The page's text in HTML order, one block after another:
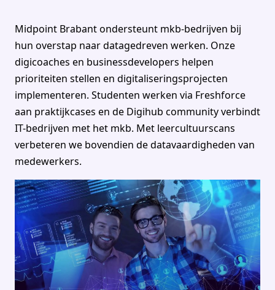
Midpoint Brabant ondersteunt mkb-bedrijven bij
hun overstap naar datagedreven werken. Onze
digicoaches en businessdevelopers helpen
prioriteiten stellen en digitaliseringsprojecten
implementeren. Studenten werken via Freshforce
aan praktijkcases en de Digihub community verbindt
IT-bedrijven met het mkb. Met leercultuurscans
verbeteren we bovendien de datavaardigheden van
medewerkers.